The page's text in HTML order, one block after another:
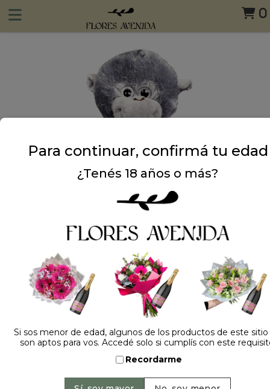
0
Dejá tu opinión
PELUCHE MONO BRILLO 4483
Precio: $ 33.900-
Para continuar, confirmá tu edad
¿Tenés 18 años o más?
Si sos menor de edad, algunos de los productos de este
son aptos para vos. Accedé solo si cumplís con este
Recordarme